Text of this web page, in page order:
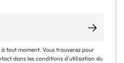
S’abonner
à tout moment. Vous trouverez pour
dans les conditions d'utilisation du